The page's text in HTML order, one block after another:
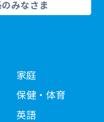
みなさま
家庭
保健・体育
英語